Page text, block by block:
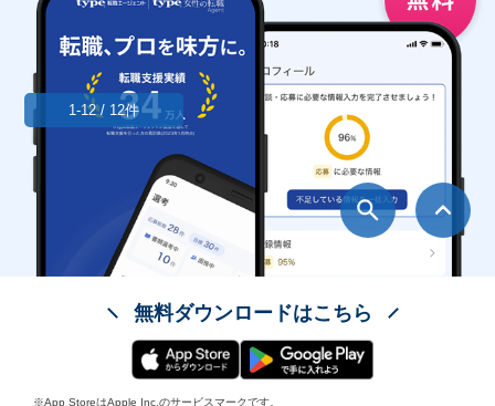
1-12 / 12件
無料ダウンロードはこちら
※App StoreはApple Inc.のサービスマークです。